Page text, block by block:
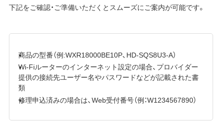
下記をご確認・ご準備いただくとスムーズにご案内が可能です。
商品の型番（例:WXR18000BE10P、HD-SQS8U3-A）
Wi-Fiルーターのインターネット設定の場合、プロバイダー
提供の接続先ユーザー名やパスワードなどが記載された書
類
修理申込済みの場合は、Web受付番号（例：W1234567890）